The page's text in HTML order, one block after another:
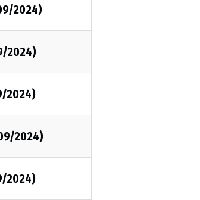
2024)
2024)
2024)
2024)
2024)